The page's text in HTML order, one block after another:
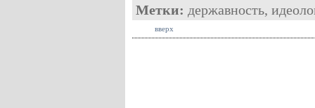
Метки: державность,
вверх